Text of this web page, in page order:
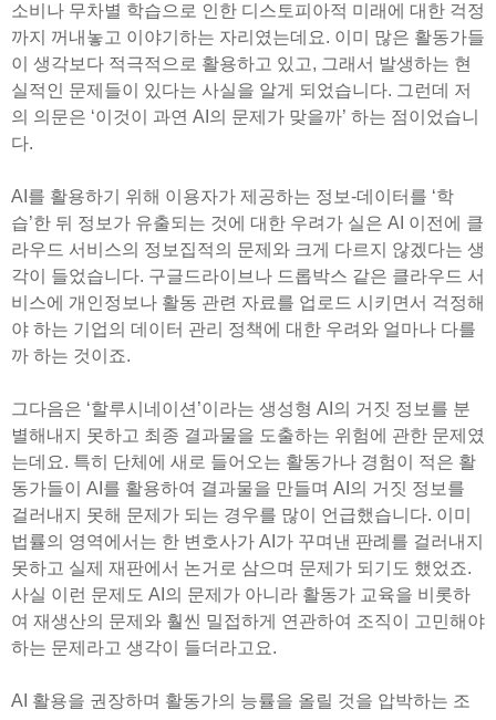
소비나 무차별 학습으로 인한 디스토피아적 미래에 대한 걱정
까지 꺼내놓고 이야기하는 자리였는데요. 이미 많은 활동가들
이 생각보다 적극적으로 활용하고 있고, 그래서 발생하는 현
실적인 문제들이 있다는 사실을 알게 되었습니다. 그런데 저
의 의문은 ‘이것이 과연 AI의 문제가 맞을까’ 하는 점이었습니
다.
AI를 활용하기 위해 이용자가 제공하는 정보-데이터를 ‘학
습’한 뒤 정보가 유출되는 것에 대한 우려가 실은 AI 이전에 클
라우드 서비스의 정보집적의 문제와 크게 다르지 않겠다는 생
각이 들었습니다. 구글드라이브나 드롭박스 같은 클라우드 서
비스에 개인정보나 활동 관련 자료를 업로드 시키면서 걱정해
야 하는 기업의 데이터 관리 정책에 대한 우려와 얼마나 다를
까 하는 것이죠.
그다음은 ‘할루시네이션’이라는 생성형 AI의 거짓 정보를 분
별해내지 못하고 최종 결과물을 도출하는 위험에 관한 문제였
는데요. 특히 단체에 새로 들어오는 활동가나 경험이 적은 활
동가들이 AI를 활용하여 결과물을 만들며 AI의 거짓 정보를
걸러내지 못해 문제가 되는 경우를 많이 언급했습니다. 이미
법률의 영역에서는 한 변호사가 AI가 꾸며낸 판례를 걸러내지
못하고 실제 재판에서 논거로 삼으며 문제가 되기도 했었죠.
사실 이런 문제도 AI의 문제가 아니라 활동가 교육을 비롯하
여 재생산의 문제와 훨씬 밀접하게 연관하여 조직이 고민해야
하는 문제라고 생각이 들더라고요.
AI 활용을 권장하며 활동가의 능률을 올릴 것을 압박하는 조